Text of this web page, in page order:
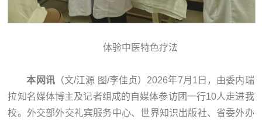
体验中医特色疗法
本网讯（文/江源 图/李佳贞）2026年7月1日，由委内瑞
拉知名媒体博主及记者组成的自媒体参访团一行10人走进我
校。外交部外交礼宾服务中心、世界知识出版社、省委外办